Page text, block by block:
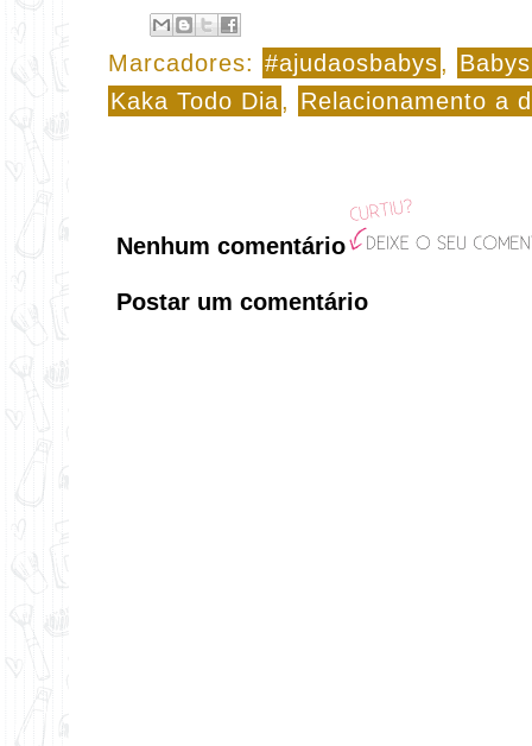
Marcadores: #ajudaosbabys, Babys
Kaka Todo Dia, Relacionamento a
Nenhum comentário
Postar um comentário